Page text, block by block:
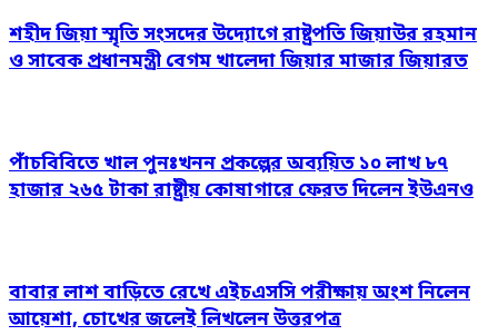
শহীদ জিয়া স্মৃতি সংসদের উদ্যোগে রাষ্ট্রপতি জিয়াউর রহমান
ও সাবেক প্রধানমন্ত্রী বেগম খালেদা জিয়ার মাজার জিয়ারত
পাঁচবিবিতে খাল পুনঃখনন প্রকল্পের অব্যয়িত ১০ লাখ ৮৭
হাজার ২৬৫ টাকা রাষ্ট্রীয় কোষাগারে ফেরত দিলেন ইউএনও
বাবার লাশ বাড়িতে রেখে এইচএসসি পরীক্ষায় অংশ নিলেন
আয়েশা, চোখের জলেই লিখলেন উত্তরপত্র